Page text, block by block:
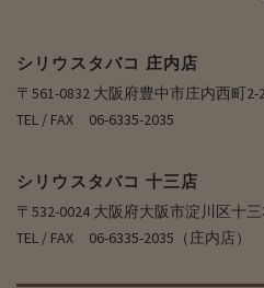
シリウスタバコ 庄内店
〒561-0832 大阪府豊中市庄内西町2-
TEL / FAX 06-6335-2035
シリウスタバコ 十三店
〒532-0024 大阪府大阪市淀川区十
TEL / FAX 06-6335-2035（庄内店）